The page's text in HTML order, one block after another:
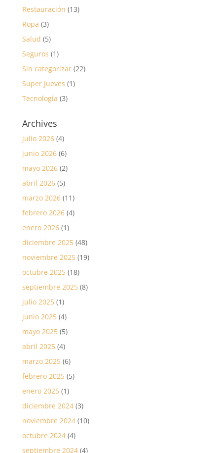
Restauración (13)
Ropa (3)
Salud (5)
Seguros (1)
Sin categorizar(22)
Super Jueves (1)
Tecnología (3)
Archives
julio 2026(4)
junio 2026(6)
mayo 2026(2)
abril 2026(5)
marzo 2026(11)
febrero 2026(4)
enero 2026(1)
diciembre 2025(48)
noviembre 2025(19)
octubre 2025(18)
septiembre 2025(8)
julio 2025(1)
junio 2025(4)
mayo 2025(5)
abril 2025(4)
marzo 2025(6)
febrero 2025(5)
enero 2025(1)
diciembre 2024(3)
noviembre 2024(10)
octubre 2024(4)
septiembre 2024(4)